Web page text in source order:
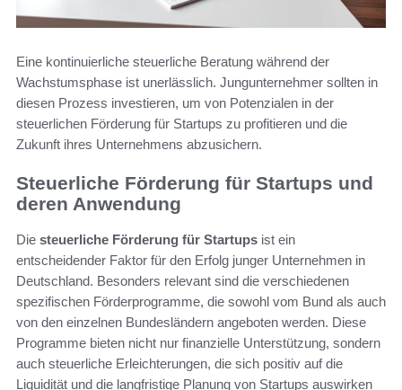
Eine kontinuierliche steuerliche Beratung während der
Wachstumsphase ist unerlässlich. Jungunternehmer sollten in
diesen Prozess investieren, um von Potenzialen in der
steuerlichen Förderung für Startups zu profitieren und die
Zukunft ihres Unternehmens abzusichern.
Steuerliche Förderung für Startups und
deren Anwendung
Die steuerliche Förderung für Startups ist ein
entscheidender Faktor für den Erfolg junger Unternehmen in
Deutschland. Besonders relevant sind die verschiedenen
spezifischen Förderprogramme, die sowohl vom Bund als auch
von den einzelnen Bundesländern angeboten werden. Diese
Programme bieten nicht nur finanzielle Unterstützung, sondern
auch steuerliche Erleichterungen, die sich positiv auf die
Liquidität und die langfristige Planung von Startups auswirken